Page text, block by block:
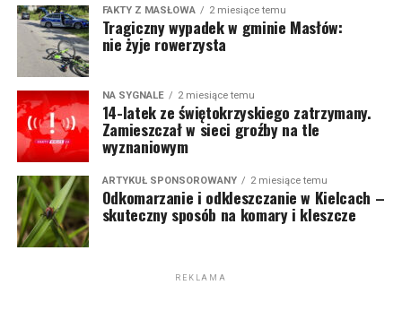
FAKTY Z MASŁOWA 2 miesiące temu
Tragiczny wypadek w gminie Masłów:
nie żyje rowerzysta
NA SYGNALE 2 miesiące temu
14-latek ze świętokrzyskiego zatrzymany.
Zamieszczał w sieci groźby na tle
wyznaniowym
ARTYKUŁ SPONSOROWANY 2 miesiące temu
Odkomarzanie i odkleszczanie w Kielcach –
skuteczny sposób na komary i kleszcze
REKLAMA